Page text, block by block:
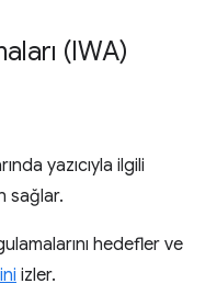
(IWA)
yazıcıyla ilgili
sağlar.
hedefler ve
izler.